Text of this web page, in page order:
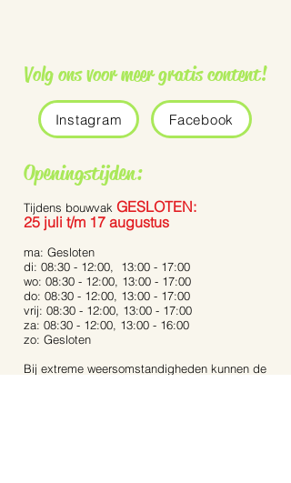
Volg ons voor meer gratis content!
Instagram Facebook
Openingstijden:
Tijdens bouwvak GESLOTEN:
25 juli t/m 17 augustus
ma: Gesloten
di: 08:30 - 12:00, 13:00 - 17:00
wo: 08:30 - 12:00, 13:00 - 17:00
do: 08:30 - 12:00, 13:00 - 17:00
vrij: 08:30 - 12:00, 13:00 - 17:00
za: 08:30 - 12:00, 13:00 - 16:00
zo: Gesloten
Bij extreme weersomstandigheden kunnen de